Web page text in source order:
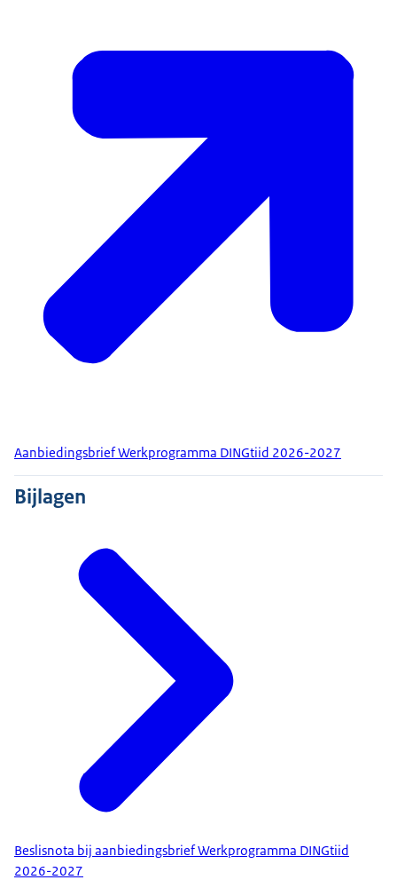
Aanbiedingsbrief Werkprogramma DINGtiid 2026-2027
Bijlagen
Beslisnota bij aanbiedingsbrief Werkprogramma DINGtiid
2026-2027